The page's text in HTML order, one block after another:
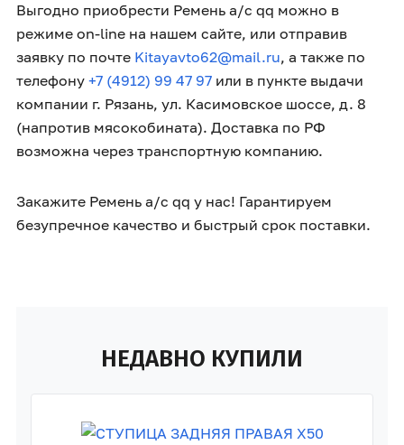
Выгодно приобрести Ремень а/с qq можно в
режиме on-line на нашем сайте, или отправив
заявку по почте Kitayavto62@mail.ru, а также по
телефону +7 (4912) 99 47 97 или в пункте выдачи
компании г. Рязань, ул. Касимовское шоссе, д. 8
(напротив мясокобината). Доставка по РФ
возможна через транспортную компанию.
Закажите Ремень а/с qq у нас! Гарантируем
безупречное качество и быстрый срок поставки.
НЕДАВНО КУПИЛИ